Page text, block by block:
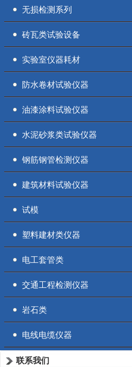
无损检测系列
砖瓦类试验设备
实验室仪器耗材
防水卷材试验仪器
油漆涂料试验仪器
水泥砂浆类试验仪器
钢筋钢管检测仪器
建筑材料试验仪器
试模
塑料建材类仪器
电工套管类
交通工程检测仪器
岩石类
电线电缆仪器
联系我们